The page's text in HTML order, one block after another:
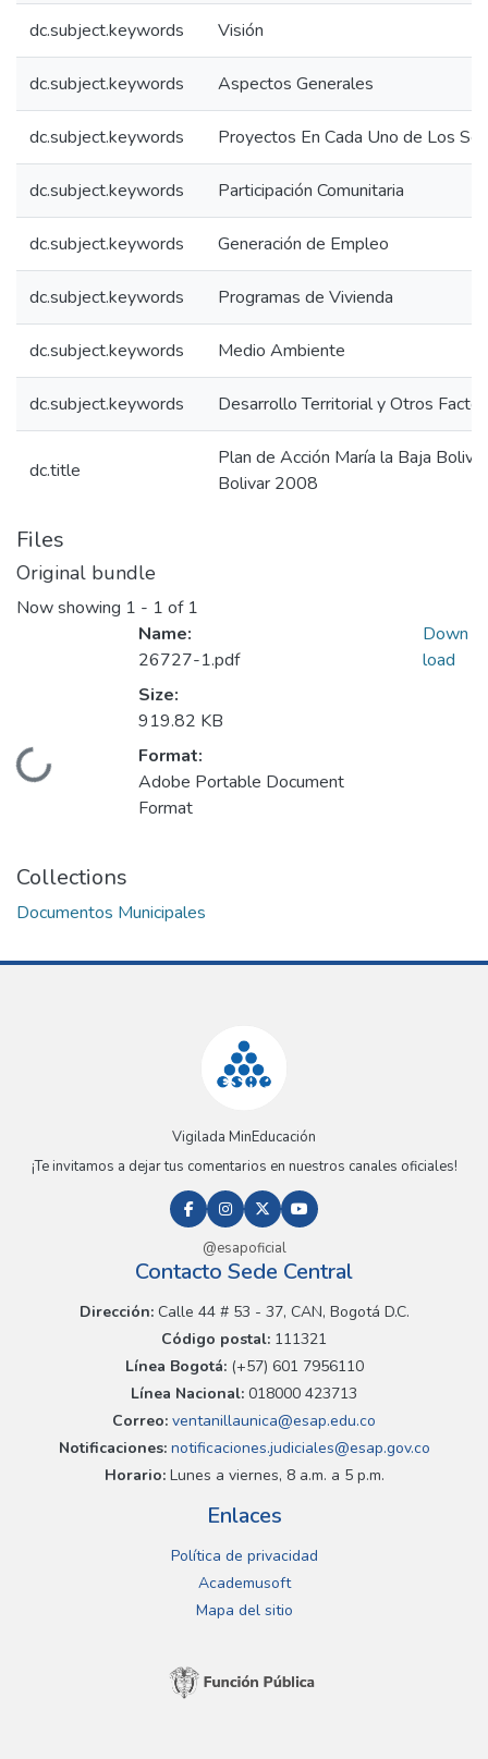
dc.subject.keywords Visión
dc.subject.keywords Aspectos Generales
dc.subject.keywords Proyectos En Cada Uno de Los
dc.subject.keywords Participación Comunitaria
dc.subject.keywords Generación de Empleo
dc.subject.keywords Programas de Vivienda
dc.subject.keywords Medio Ambiente
dc.subject.keywords Desarrollo Territorial y Otros
dc.title
Plan de Acción María la Baja
Bolivar 2008
Files
Original bundle
Now showing 1 - 1 of 1
Loading...
Name:
26727-1.pdf
Size:
919.82 KB
Format:
Adobe Portable Document
Format
Down
load
Collections
Documentos Municipales
Vigilada MinEducación
¡Te invitamos a dejar tus comentarios en nuestros canales oficiales!
@esapoficial
Contacto Sede Central
Dirección:Calle 44 # 53 - 37, CAN, Bogotá D.C.
Código postal: 111321
Línea Bogotá:(+57) 601 7956110
Línea Nacional: 018000 423713
Correo: ventanillaunica@esap.edu.co
Notificaciones:notificaciones.judiciales@esap.gov.co
Horario:Lunes a viernes, 8 a.m. a 5 p.m.
Enlaces
Política de privacidad
Academusoft
Mapa del sitio